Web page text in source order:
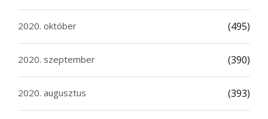
2020. október (495)
2020. szeptember (390)
2020. augusztus (393)